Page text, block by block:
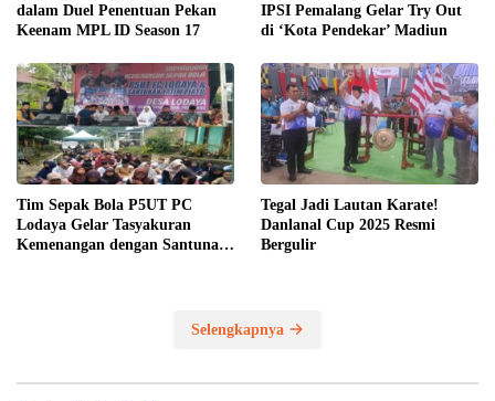
dalam Duel Penentuan Pekan
Keenam MPL ID Season 17
IPSI Pemalang Gelar Try Out
di ‘Kota Pendekar’ Madiun
Tim Sepak Bola P5UT PC
Lodaya Gelar Tasyakuran
Kemenangan dengan Santunan
Tegal Jadi Lautan Karate!
Danlanal Cup 2025 Resmi
Bergulir
Selengkapnya